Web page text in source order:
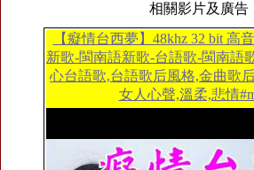
相關影片及廣告
【癡情台西夢】48khz 32 bit 高
新歌-閩南語新歌-台語歌-閩南語
心台語歌,台語歌后風格,金曲歌
女人心聲,溫柔,悲情